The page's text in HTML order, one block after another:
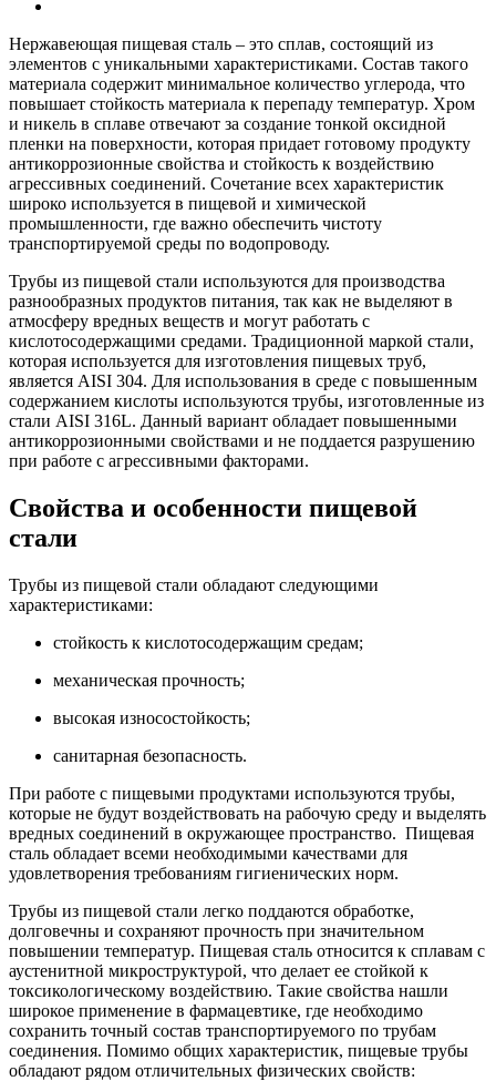
Нержавеющая пищевая сталь – это сплав, состоящий из
элементов с уникальными характеристиками. Состав такого
материала содержит минимальное количество углерода, что
повышает стойкость материала к перепаду температур. Хром
и никель в сплаве отвечают за создание тонкой оксидной
пленки на поверхности, которая придает готовому продукту
антикоррозионные свойства и стойкость к воздействию
агрессивных соединений. Сочетание всех характеристик
широко используется в пищевой и химической
промышленности, где важно обеспечить чистоту
транспортируемой среды по водопроводу.
Трубы из пищевой стали используются для производства
разнообразных продуктов питания, так как не выделяют в
атмосферу вредных веществ и могут работать с
кислотосодержащими средами. Традиционной маркой стали,
которая используется для изготовления пищевых труб,
является AISI 304. Для использования в среде с повышенным
содержанием кислоты используются трубы, изготовленные из
стали AISI 316L. Данный вариант обладает повышенными
антикоррозионными свойствами и не поддается разрушению
при работе с агрессивными факторами.
Свойства и особенности пищевой
стали
Трубы из пищевой стали обладают следующими
характеристиками:
стойкость к кислотосодержащим средам;
механическая прочность;
высокая износостойкость;
санитарная безопасность.
При работе с пищевыми продуктами используются трубы,
которые не будут воздействовать на рабочую среду и выделять
вредных соединений в окружающее пространство. Пищевая
сталь обладает всеми необходимыми качествами для
удовлетворения требованиям гигиенических норм.
Трубы из пищевой стали легко поддаются обработке,
долговечны и сохраняют прочность при значительном
повышении температур. Пищевая сталь относится к сплавам с
аустенитной микроструктурой, что делает ее стойкой к
токсикологическому воздействию. Такие свойства нашли
широкое применение в фармацевтике, где необходимо
сохранить точный состав транспортируемого по трубам
соединения. Помимо общих характеристик, пищевые трубы
обладают рядом отличительных физических свойств: